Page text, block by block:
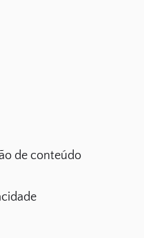
de conteúdo